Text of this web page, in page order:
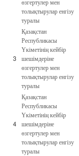
өзгертулер мен
толықтырулар енгізу
туралы
3
Қазақстан
Республикасы
Үкіметінің кейбір
шешімдеріне
өзгертулер мен
толықтырулар енгізу
туралы
4
Қазақстан
Республикасы
Үкіметінің кейбір
шешімдеріне
өзгертулер мен
толықтырулар енгізу
туралы